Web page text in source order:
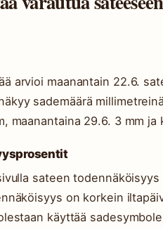
arvioi maanantain 22.6.
sademäärä
maanantaina 29.6. 3 mm ja
sateen
on korkein
käyttää